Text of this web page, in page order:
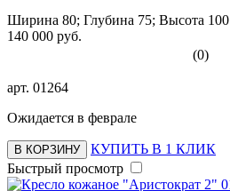
Ширина 80; Глубина 75; Высота 100
140 000 руб.
(0)
арт. 01264
Ожидается в феврале
В КОРЗИНУ
КУПИТЬ В 1 КЛИК
Быстрый просмотр